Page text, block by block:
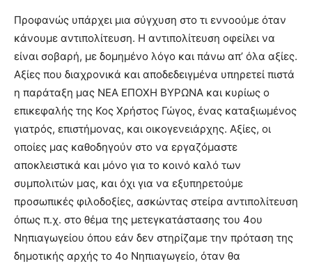
Προφανώς υπάρχει μια σύγχυση στο τι εννοούμε όταν
κάνουμε αντιπολίτευση. Η αντιπολίτευση οφείλει να
είναι σοβαρή, με δομημένο λόγο και πάνω απ’ όλα αξίες.
Αξίες που διαχρονικά και αποδεδειγμένα υπηρετεί πιστά
η παράταξη μας ΝΕΑ ΕΠΟΧΗ ΒΥΡΩΝΑ και κυρίως ο
επικεφαλής της Κος Χρήστος Γώγος, ένας καταξιωμένος
γιατρός, επιστήμονας, και οικογενειάρχης. Αξίες, οι
οποίες μας καθοδηγούν στο να εργαζόμαστε
αποκλειστικά και μόνο για το κοινό καλό των
συμπολιτών μας, και όχι για να εξυπηρετούμε
προσωπικές φιλοδοξίες, ασκώντας στείρα αντιπολίτευση
όπως π.χ. στο θέμα της μετεγκατάστασης του 4ου
Νηπιαγωγείου όπου εάν δεν στηρίζαμε την πρόταση της
δημοτικής αρχής το 4ο Νηπιαγωγείο, όταν θα